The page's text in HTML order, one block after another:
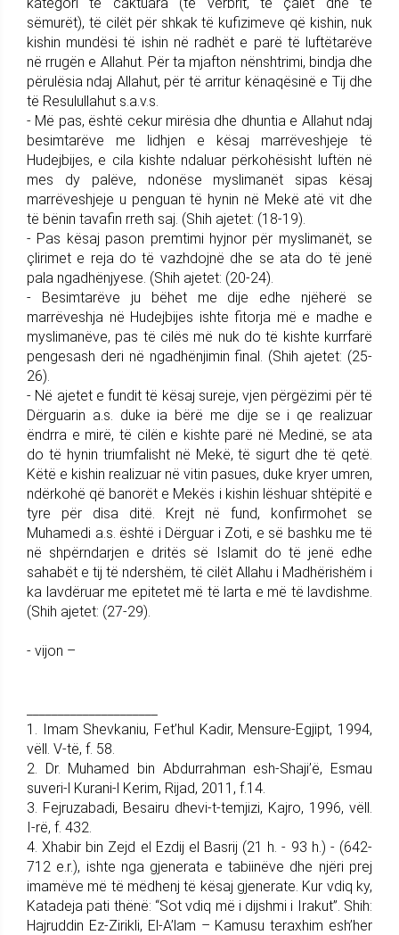
sëmurët), të cilët për shkak të kufizimeve që kishin, nuk
kishin mundësi të ishin në radhët e parë të luftëtarëve
në rrugën e Allahut. Për ta mjafton nënshtrimi, bindja dhe
përulësia ndaj Allahut, për të arritur kënaqësinë e Tij dhe
të Resulullahut s.a.v.s.
- Më pas, është cekur mirësia dhe dhuntia e Allahut ndaj
besimtarëve me lidhjen e kësaj marrëveshjeje të
Hudejbijes, e cila kishte ndaluar përkohësisht luftën në
mes dy palëve, ndonëse myslimanët sipas kësaj
marrëveshjeje u penguan të hynin në Mekë atë vit dhe
të bënin tavafin rreth saj. (Shih ajetet: (18-19).
- Pas kësaj pason premtimi hyjnor për myslimanët, se
çlirimet e reja do të vazhdojnë dhe se ata do të jenë
pala ngadhënjyese. (Shih ajetet: (20-24).
- Besimtarëve ju bëhet me dije edhe njëherë se
marrëveshja në Hudejbijes ishte fitorja më e madhe e
myslimanëve, pas të cilës më nuk do të kishte kurrfarë
pengesash deri në ngadhënjimin final. (Shih ajetet: (25-
26).
- Në ajetet e fundit të kësaj sureje, vjen përgëzimi për të
Dërguarin a.s. duke ia bërë me dije se i qe realizuar
ëndrra e mirë, të cilën e kishte parë në Medinë, se ata
do të hynin triumfalisht në Mekë, të sigurt dhe të qetë.
Këtë e kishin realizuar në vitin pasues, duke kryer umren,
ndërkohë që banorët e Mekës i kishin lëshuar shtëpitë e
tyre për disa ditë. Krejt në fund, konfirmohet se
Muhamedi a.s. është i Dërguar i Zoti, e së bashku me të
në shpërndarjen e dritës së Islamit do të jenë edhe
sahabët e tij të ndershëm, të cilët Allahu i Madhërishëm i
ka lavdëruar me epitetet më të larta e më të lavdishme.
(Shih ajetet: (27-29).
- vijon –
1. Imam Shevkaniu, Fet’hul Kadir, Mensure-Egjipt, 1994,
vëll. V-të, f. 58.
2. Dr. Muhamed bin Abdurrahman esh-Shaji’ë, Esmau
suveri-l Kurani-l Kerim, Rijad, 2011, f.14.
3. Fejruzabadi, Besairu dhevi-t-temjizi, Kajro, 1996, vëll.
I-rë, f. 432.
4. Xhabir bin Zejd el Ezdij el Basrij (21 h. - 93 h.) - (642-
712 e.r.), ishte nga gjenerata e tabiinëve dhe njëri prej
imamëve më të mëdhenj të kësaj gjenerate. Kur vdiq ky,
Katadeja pati thënë: “Sot vdiq më i dijshmi i Irakut”. Shih:
Hajruddin Ez-Zirikli, El-A’lam – Kamusu teraxhim esh’her